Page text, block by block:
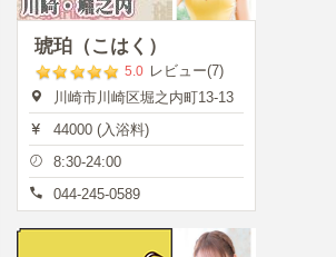
琥珀（こはく）
5.0 レビュー(7)
川崎市川崎区堀之内町13-13
44000 (入浴料)
8:30-24:00
044-245-0589